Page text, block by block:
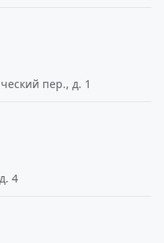
пер., д. 1
4